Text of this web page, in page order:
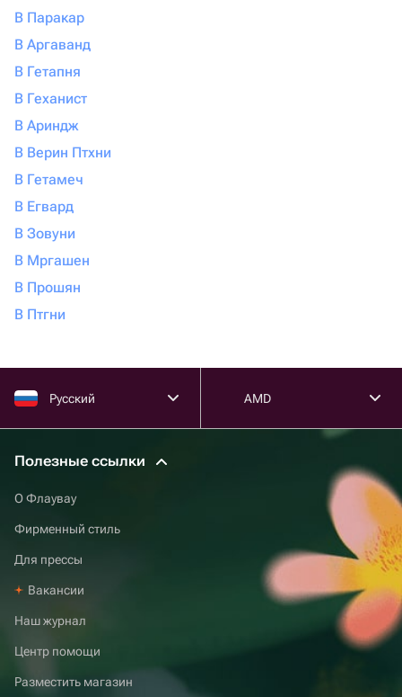
В Паракар
В Аргаванд
В Гетапня
В Геханист
В Ариндж
В Верин Птхни
В Гетамеч
В Егвард
В Зовуни
В Мргашен
В Прошян
В Птгни
Русский AMD
Полезные ссылки
О Флаувау
Фирменный стиль
Для прессы
Вакансии
Наш журнал
Центр помощи
Разместить магазин